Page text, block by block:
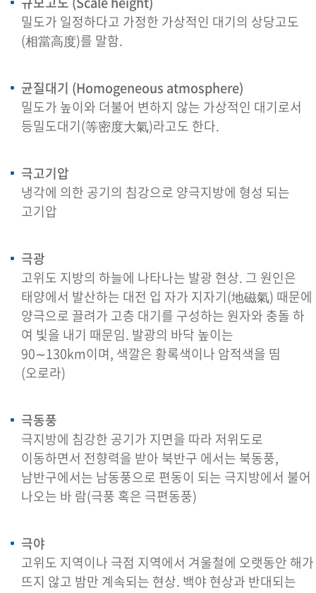
밀도가 일정하다고 가정한 가상적인 대기의 상당고도
(相當高度)를 말함.
균질대기 (Homogeneous atmosphere)
밀도가 높이와 더불어 변하지 않는 가상적인 대기로서
등밀도대기(等密度大氣)라고도 한다.
극고기압
냉각에 의한 공기의 침강으로 양극지방에 형성 되는
고기압
극광
고위도 지방의 하늘에 나타나는 발광 현상. 그 원인은
태양에서 발산하는 대전 입 자가 지자기(地磁氣) 때문에
양극으로 끌려가 고층 대기를 구성하는 원자와 충돌 하
여 빛을 내기 때문임. 발광의 바닥 높이는
90∼130km이며, 색깔은 황록색이나 암적색을 띰
(오로라)
극동풍
극지방에 침강한 공기가 지면을 따라 저위도로
이동하면서 전향력을 받아 북반구 에서는 북동풍,
남반구에서는 남동풍으로 편동이 되는 극지방에서 불어
나오는 바 람(극풍 혹은 극편동풍)
극야
고위도 지역이나 극점 지역에서 겨울철에 오랫동안 해가
뜨지 않고 밤만 계속되는 현상. 백야 현상과 반대되는